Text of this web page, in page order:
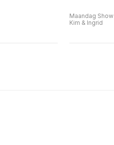
Maandag Show
Kim & Ingrid